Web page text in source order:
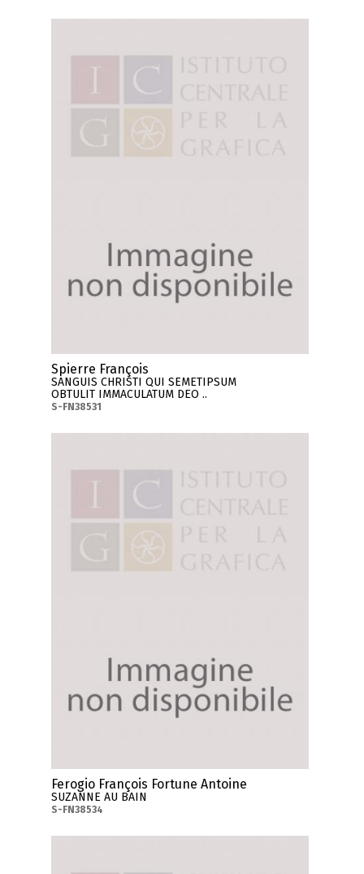
Spierre François
SANGUIS CHRISTI QUI SEMETIPSUM
OBTULIT IMMACULATUM DEO ..
S-FN38531
Ferogio François Fortune Antoine
SUZANNE AU BAIN
S-FN38534